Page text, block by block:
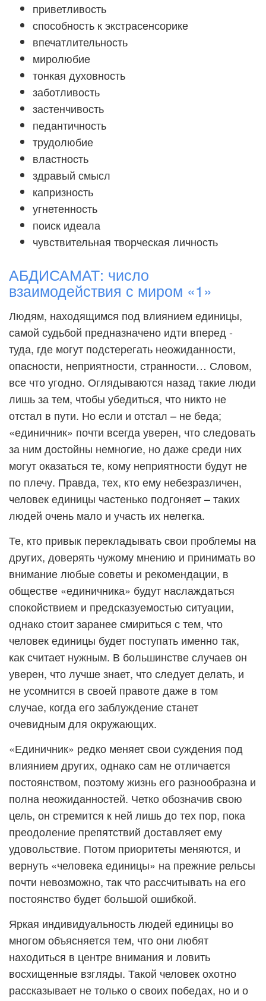
приветливость
способность к экстрасенсорике
впечатлительность
миролюбие
тонкая духовность
заботливость
застенчивость
педантичность
трудолюбие
властность
здравый смысл
капризность
угнетенность
поиск идеала
чувствительная творческая личность
АБДИСАМАТ: число
взаимодействия с миром «1»
Людям, находящимся под влиянием единицы,
самой судьбой предназначено идти вперед -
туда, где могут подстерегать неожиданности,
опасности, неприятности, странности… Словом,
все что угодно. Оглядываются назад такие люди
лишь за тем, чтобы убедиться, что никто не
отстал в пути. Но если и отстал – не беда;
«единичник» почти всегда уверен, что следовать
за ним достойны немногие, но даже среди них
могут оказаться те, кому неприятности будут не
по плечу. Правда, тех, кто ему небезразличен,
человек единицы частенько подгоняет – таких
людей очень мало и участь их нелегка.
Те, кто привык перекладывать свои проблемы на
других, доверять чужому мнению и принимать во
внимание любые советы и рекомендации, в
обществе «единичника» будут наслаждаться
спокойствием и предсказуемостью ситуации,
однако стоит заранее смириться с тем, что
человек единицы будет поступать именно так,
как считает нужным. В большинстве случаев он
уверен, что лучше знает, что следует делать, и
не усомнится в своей правоте даже в том
случае, когда его заблуждение станет
очевидным для окружающих.
«Единичник» редко меняет свои суждения под
влиянием других, однако сам не отличается
постоянством, поэтому жизнь его разнообразна и
полна неожиданностей. Четко обозначив свою
цель, он стремится к ней лишь до тех пор, пока
преодоление препятствий доставляет ему
удовольствие. Потом приоритеты меняются, и
вернуть «человека единицы» на прежние рельсы
почти невозможно, так что рассчитывать на его
постоянство будет большой ошибкой.
Яркая индивидуальность людей единицы во
многом объясняется тем, что они любят
находиться в центре внимания и ловить
восхищенные взгляды. Такой человек охотно
рассказывает не только о своих победах, но и о